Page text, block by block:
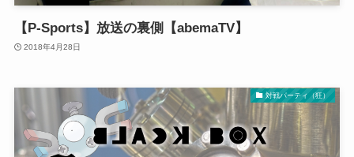
【P-Sports】放送の裏側【abemaTV】
2018年4月28日
対戦パーティ（狂）